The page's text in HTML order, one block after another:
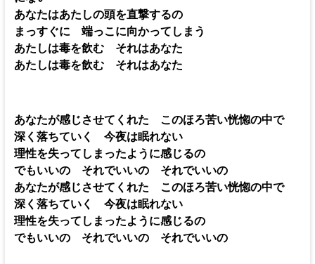
あなたはあたしの頭を直撃するの
まっすぐに 端っこに向かってしまう
あたしは毒を飲む それはあなた
あたしは毒を飲む それはあなた
あなたが感じさせてくれた このほろ苦い恍惚の中で
深く落ちていく 今夜は眠れない
理性を失ってしまったように感じるの
でもいいの それでいいの それでいいの
あなたが感じさせてくれた このほろ苦い恍惚の中で
深く落ちていく 今夜は眠れない
理性を失ってしまったように感じるの
でもいいの それでいいの それでいいの